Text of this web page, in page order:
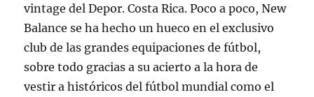
vintage del Depor. Costa Rica. Poco a poco, New
Balance se ha hecho un hueco en el exclusivo
club de las grandes equipaciones de fútbol,
sobre todo gracias a su acierto a la hora de
vestir a históricos del fútbol mundial como el